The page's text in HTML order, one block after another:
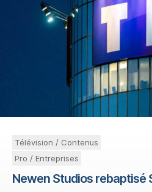
Télévision / Contenus
Pro / Entreprises
Newen Studios rebaptisé